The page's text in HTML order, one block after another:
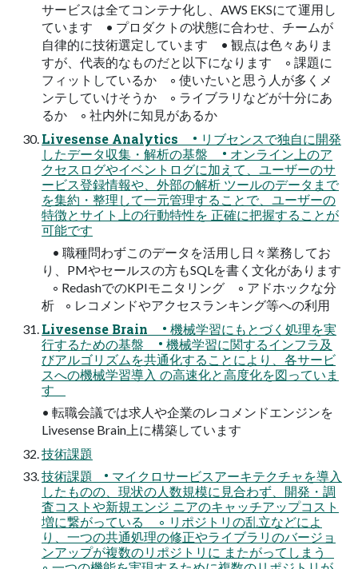
サービスは全てコンテナ化し、AWS EKSにて運用し
ています • プロダクトの状態に合わせ、チームが
自律的に技術選定しています • 観点は色々ありま
すが、代表的なものだと以下になります ◦ 課題に
フィットしているか ◦ 使いたいと思う人が多くメ
ンテしていけそうか ◦ ライブラリなどが十分にあ
るか ◦ 社内外に知見があるか
Livesense Analytics • リブセンスで独自に開発
したデータ収集・解析の基盤 • オンライン上のア
クセスログやイベントログに加えて、ユーザーのサ
ービス登録情報や、外部の解析 ツールのデータまで
を集約・整理して一元管理することで、ユーザーの
特徴とサイト上の行動特性を 正確に把握することが
可能です
• 職種問わずこのデータを活用し日々業務してお
り、PMやセールスの方もSQLを書く文化があります
◦ RedashでのKPIモニタリング ◦ アドホックな分
析 ◦ レコメンドやアクセスランキング等への利用
Livesense Brain • 機械学習にもとづく処理を実
行するための基盤 • 機械学習に関するインフラ及
びアルゴリズムを共通化することにより、各サービ
スへの機械学習導入 の高速化と高度化を図っていま
す
• 転職会議では求人や企業のレコメンドエンジンを
Livesense Brain上に構築しています
技術課題
技術課題 • マイクロサービスアーキテクチャを導入
したものの、現状の人数規模に見合わず、開発・調
査コストや新規エンジ ニアのキャッチアップコスト
増に繋がっている ◦ リポジトリの乱立などによ
り、一つの共通処理の修正やライブラリのバージョ
ンアップが複数のリポジトリに またがってしまう